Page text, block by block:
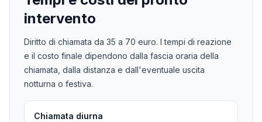
intervento
Diritto di chiamata da 35 a 70 euro. I tempi di reazione
e il costo finale dipendono dalla fascia oraria della
chiamata, dalla distanza e dall'eventuale uscita
notturna o festiva.
Chiamata diurna